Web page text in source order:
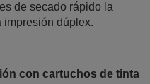
de secado rápido la
impresión dúplex.
con cartuchos de tinta